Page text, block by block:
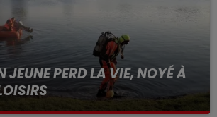
JEUNE PERD LA VIE, NOYÉ À
à pic